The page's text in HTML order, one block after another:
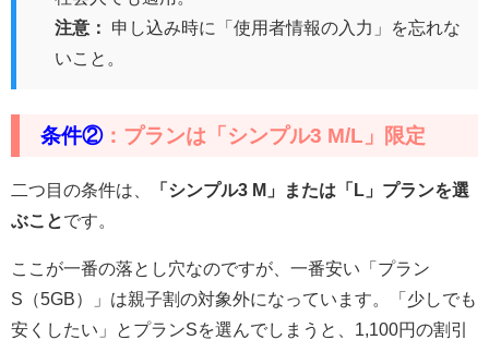
注意：
申し込み時に「使用者情報の入力」を忘れな
いこと。
条件②：プランは「シンプル3 M/L」限定
二つ目の条件は、
「シンプル3 M」または「L」プランを選
ぶことです。
ここが一番の落とし穴なのですが、一番安い「プラン
S（5GB）」は親子割の対象外になっています。「少しでも
安くしたい」とプランSを選んでしまうと、1,100円の割引